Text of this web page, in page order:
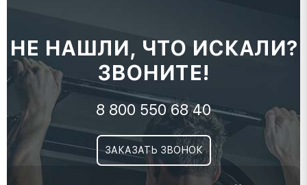
НЕ НАШЛИ, ЧТО ИСКАЛИ?
ЗВОНИТЕ!
8 800 550 68 40
ЗАКАЗАТЬ ЗВОНОК